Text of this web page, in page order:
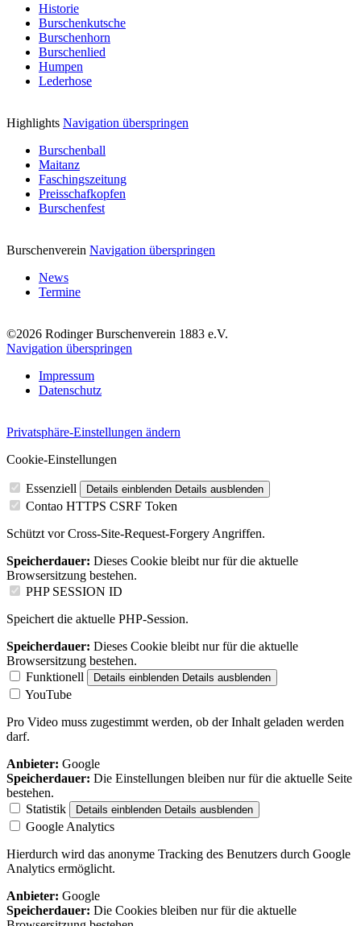
Historie
Burschenkutsche
Burschenhorn
Burschenlied
Humpen
Lederhose
Highlights Navigation überspringen
Burschenball
Maitanz
Faschingszeitung
Preisschafkopfen
Burschenfest
Burschenverein Navigation überspringen
News
Termine
©2026 Rodinger Burschenverein 1883 e.V.
Navigation überspringen
Impressum
Datenschutz
Privatsphäre-Einstellungen ändern
Cookie-Einstellungen
Essenziell Details einblenden Details ausblenden
Contao HTTPS CSRF Token
Schützt vor Cross-Site-Request-Forgery Angriffen.
Speicherdauer: Dieses Cookie bleibt nur für die aktuelle
Browsersitzung bestehen.
PHP SESSION ID
Speichert die aktuelle PHP-Session.
Speicherdauer: Dieses Cookie bleibt nur für die aktuelle
Browsersitzung bestehen.
Funktionell
Details einblenden Details ausblenden
YouTube
Pro Video muss zugestimmt werden, ob der Inhalt geladen werden
darf.
Anbieter: Google
Speicherdauer: Die Einstellungen bleiben nur für die aktuelle Seite
bestehen.
Statistik
Details einblenden Details ausblenden
Google Analytics
Hierdurch wird das anonyme Tracking des Benutzers durch Google
Analytics ermöglicht.
Anbieter: Google
Speicherdauer: Die Cookies bleiben nur für die aktuelle